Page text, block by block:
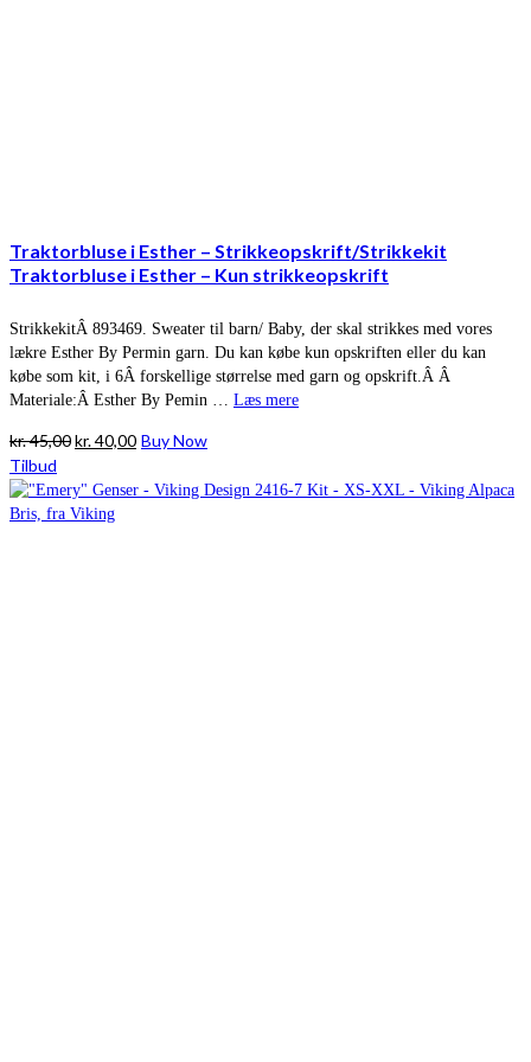
Traktorbluse i Esther – Strikkeopskrift/Strikkekit
Traktorbluse i Esther – Kun strikkeopskrift
StrikkekitÂ 893469. Sweater til barn/ Baby, der skal strikkes med vores
lækre Esther By Permin garn. Du kan købe kun opskriften eller du kan
købe som kit, i 6Â forskellige størrelse med garn og opskrift.Â Â
Materiale:Â Esther By Pemin … Læs mere
kr.45,00Den
pris
var:
kr.40,00Den
pris
Buy Now
Tilbud